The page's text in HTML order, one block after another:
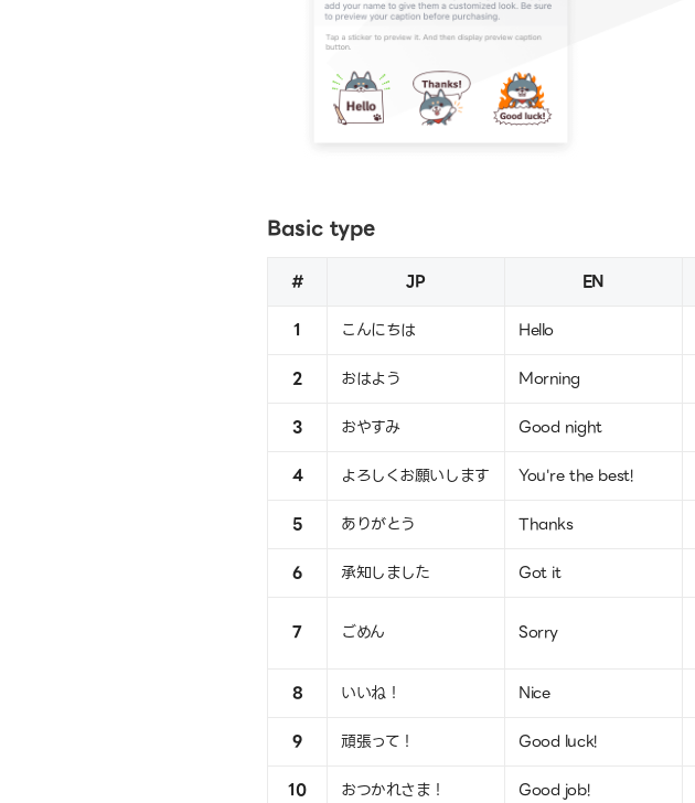
Basic type
# JP EN
1
こんにちは Hello
2
おはよう Morning
3
おやすみ Good night
4
よろしくお願いします You're the best!
5
ありがとう Thanks
6
承知しました Got it
7 ごめん Sorry
8 いいね！ Nice
9
頑張って！ Good luck!
10
おつかれさま！ Good job!